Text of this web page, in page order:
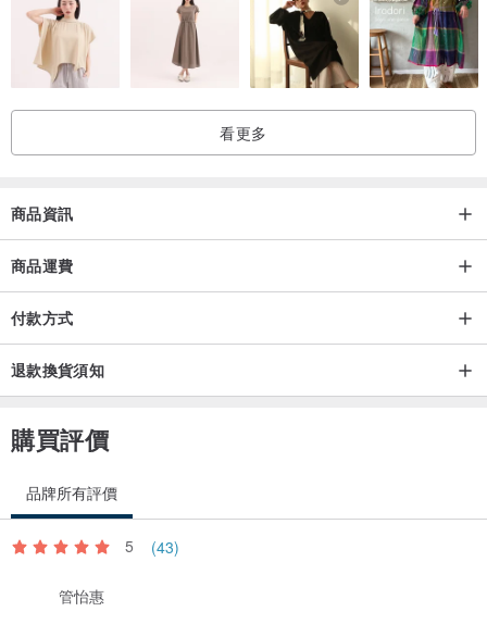
看更多
商品資訊
商品運費
付款方式
退款換貨須知
購買評價
品牌所有評價
5 (43)
管怡惠